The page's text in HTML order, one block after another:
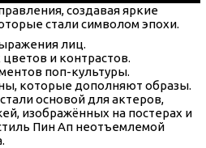
создавая яркие
стали символом эпохи.
лиц.
и контрастов.
поп-культуры.
которые дополняют образы.
основой для актеров,
изображённых на постерах и
Пин Ап неотъемлемой